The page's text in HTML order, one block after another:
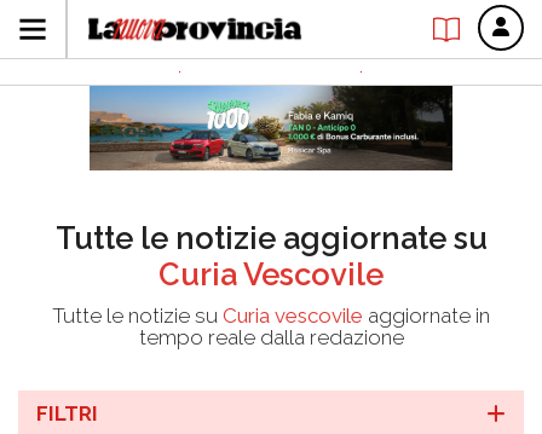
Tutte le notizie aggiornate su
Curia Vescovile
Tutte le notizie su Curia vescovile aggiornate in
tempo reale dalla redazione
FILTRI